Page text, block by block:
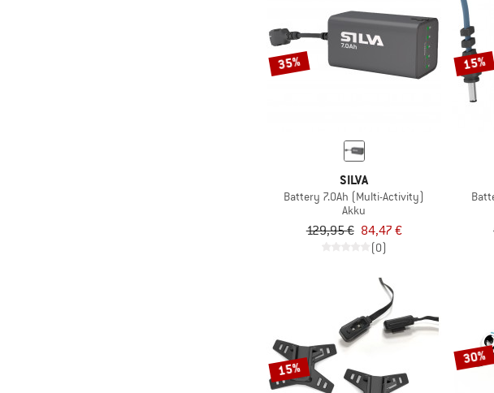
35%
SILVA
Battery 7.0Ah (Multi-Activity)
Akku
129,95 € 84,47 €
(0)
15%
15%
30%